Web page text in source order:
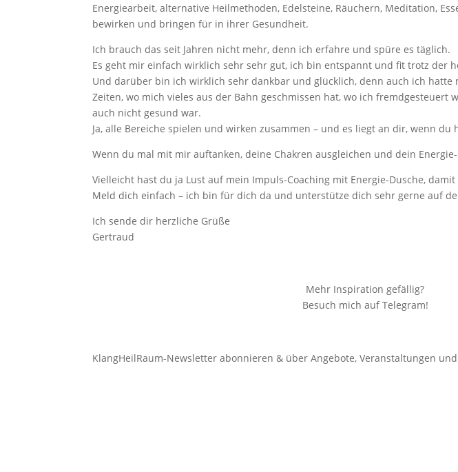
Energiearbeit, alternative Heilmethoden, Edelsteine, Räuchern, Meditation,
bewirken und bringen für in ihrer Gesundheit.
Ich brauch das seit Jahren nicht mehr, denn ich erfahre und spüre es täglich.
Es geht mir einfach wirklich sehr sehr gut, ich bin entspannt und fit trotz der
Und darüber bin ich wirklich sehr dankbar und glücklich, denn auch ich hatte
Zeiten, wo mich vieles aus der Bahn geschmissen hat, wo ich
auch nicht gesund war.
Ja, alle Bereiche spielen und wirken zusammen – und es liegt an dir, wenn
Wenn du mal mit mir auftanken, deine Chakren ausgleichen und dein
Vielleicht hast du ja Lust auf mein Impuls-Coaching mit Energie-Dusche,
Meld dich einfach – ich bin für dich da und unterstütze dich sehr gerne auf
Ich sende dir herzliche Grüße
Gertraud
Mehr Inspiration gefällig?
Besuch mich auf Telegram!
KlangHeilRaum-Newsletter abonnieren & über Angebote, Veranstaltungen